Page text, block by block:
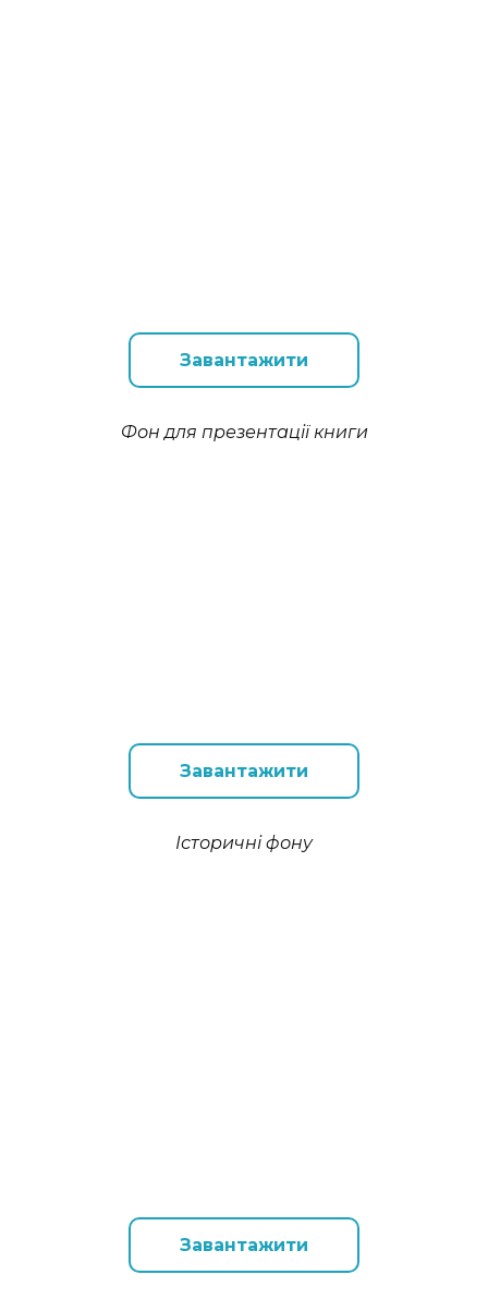
Завантажити
Фон для презентації книги
Завантажити
Історичні фону
Завантажити